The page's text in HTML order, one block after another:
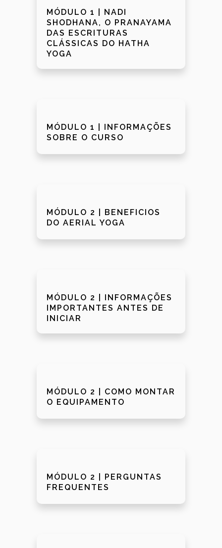
MÓDULO 1 | NADI
SHODHANA, O PRANAYAMA
DAS ESCRITURAS
CLÁSSICAS DO HATHA
YOGA
MÓDULO 1 | INFORMAÇÕES
SOBRE O CURSO
MÓDULO 2 | BENEFICIOS
DO AERIAL YOGA
MÓDULO 2 | INFORMAÇÕES
IMPORTANTES ANTES DE
INICIAR
MÓDULO 2 | COMO MONTAR
O EQUIPAMENTO
MÓDULO 2 | PERGUNTAS
FREQUENTES